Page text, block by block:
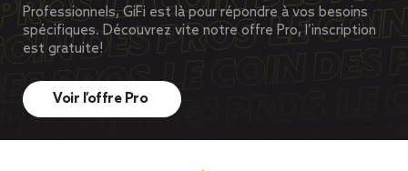
Professionnels, GiFi est là pour répondre à vos besoins
spécifiques. Découvrez vite notre offre Pro, l’inscription
est gratuite!
Voir l’offre Pro